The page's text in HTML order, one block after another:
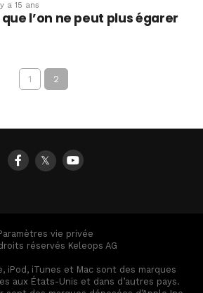
a 15 ans
l’on ne peut plus égarer
1 2
𝕏
vie privée
réservés Keleops AG
iPod, iTunes et Mac sont des marques
aux États-Unis et dans d’autres pays.